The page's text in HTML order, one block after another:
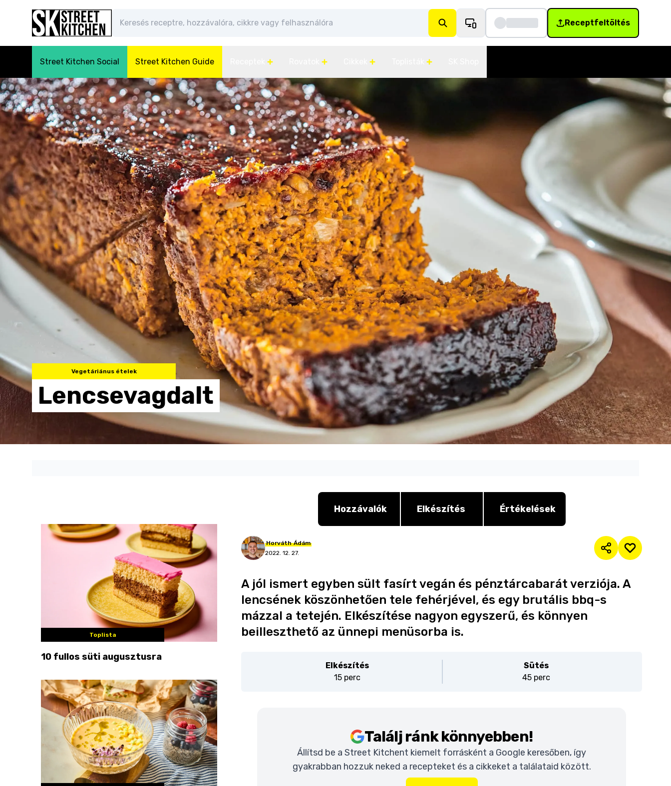
Receptfeltöltés
Street Kitchen Social Street Kitchen Guide
Vegetáriánus ételek
Lencsevagdalt
Toplista
10 fullos süti augusztusra
Hozzávalók Elkészítés Értékelések
Horváth Ádám
2022. 12. 27.
A jól ismert egyben sült fasírt vegán és pénztárcabarát verziója. A
lencsének köszönhetően tele fehérjével, és egy brutális bbq-s
mázzal a tetején. Elkészítése nagyon egyszerű, és könnyen
beilleszthető az ünnepi menüsorba is.
Elkészítés
15 perc
Sütés
45 perc
Találj ránk könnyebben!
Állítsd be a Street Kitchent kiemelt forrásként a Google keresőben, így
gyakrabban hozzuk neked a recepteket és a cikkeket a találataid között.